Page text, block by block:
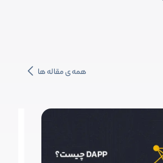
همه ی مقاله ها